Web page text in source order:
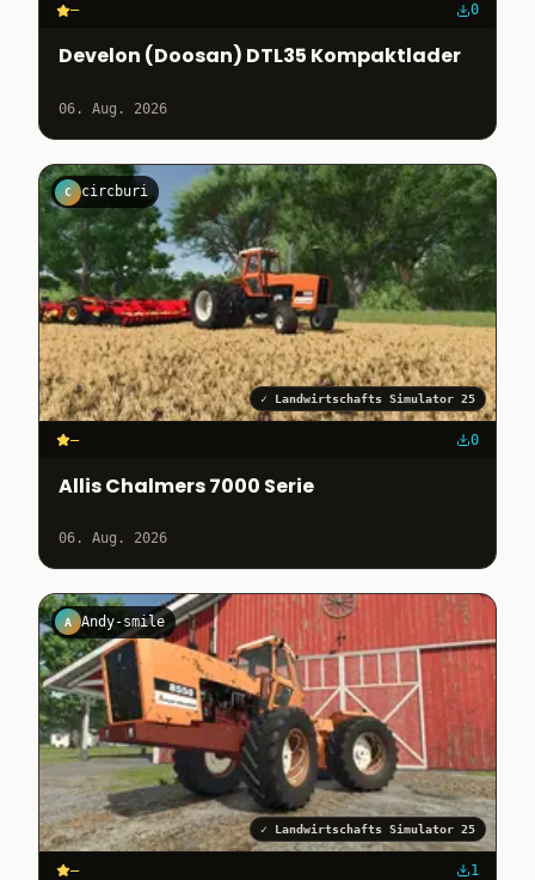
– 0
Develon (Doosan) DTL35 Kompaktlader
06. Aug. 2026
C circburi
✓ Landwirtschafts Simulator 25
– 0
Allis Chalmers 7000 Serie
06. Aug. 2026
A Andy-smile
✓ Landwirtschafts Simulator 25
– 1